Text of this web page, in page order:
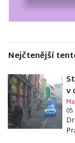
Nejčtenější
v